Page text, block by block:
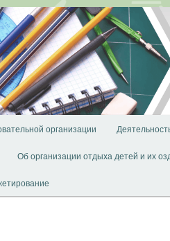
организации
Об организации отдыха детей и их